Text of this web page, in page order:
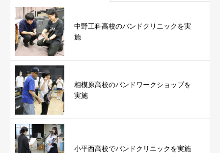
中野工科高校のバンドクリニックを実
施
相模原高校のバンドワークショップを
実施
小平西高校でバンドクリニックを実施